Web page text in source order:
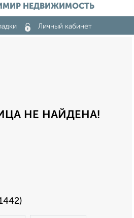
НЕДВИЖИМОСТЬ
Личный кабинет
НЕ НАЙДЕНА!